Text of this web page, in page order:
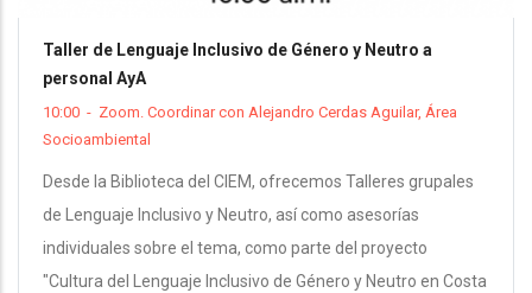
Taller de Lenguaje Inclusivo de Género y Neutro a
personal AyA
10:00 - Zoom. Coordinar con Alejandro Cerdas Aguilar, Área
Socioambiental
Desde la Biblioteca del CIEM, ofrecemos Talleres grupales
de Lenguaje Inclusivo y Neutro, así como asesorías
individuales sobre el tema, como parte del proyecto
"Cultura del Lenguaje Inclusivo de Género y Neutro en Costa